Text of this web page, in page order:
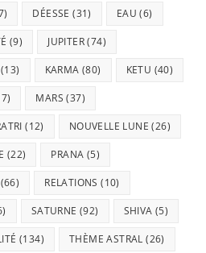
DÉESSE (31) EAU (6)
(9) JUPITER(74)
(13) KARMA (80) KETU (40)
MARS (37)
(12) NOUVELLE LUNE (26)
(22) PRANA (5)
(66) RELATIONS (10)
SATURNE (92) SHIVA (5)
(134) THÈME ASTRAL (26)